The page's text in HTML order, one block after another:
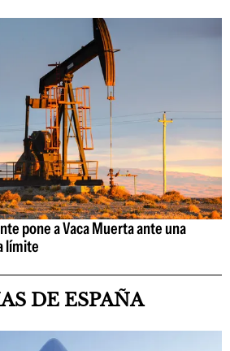
pone a Vaca Muerta ante una
límite
DE ESPAÑA